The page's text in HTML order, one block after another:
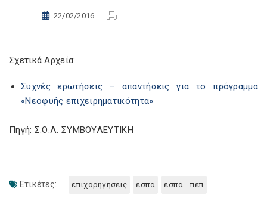
22/02/2016
Σχετικά Αρχεία:
Συχνές ερωτήσεις – απαντήσεις για το πρόγραμμα
«Νεοφυής επιχειρηματικότητα»
Πηγή: Σ.Ο.Λ. ΣΥΜΒΟΥΛΕΥΤΙΚΗ
Ετικέτες: επιχορηγησεις εσπα εσπα - πεπ